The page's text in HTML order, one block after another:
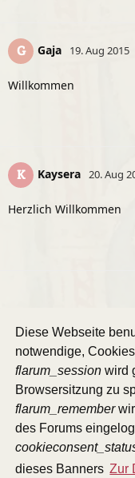
Diese Webseite
notwendige,
flarum_session wird
Browsersitzung zu
flarum_remember
des Forums
dieses Banners Zur
G Gaja 19. Aug 2015
Willkommen
K Kaysera 20. Aug
Herzlich Willkommen
Eine Antwort